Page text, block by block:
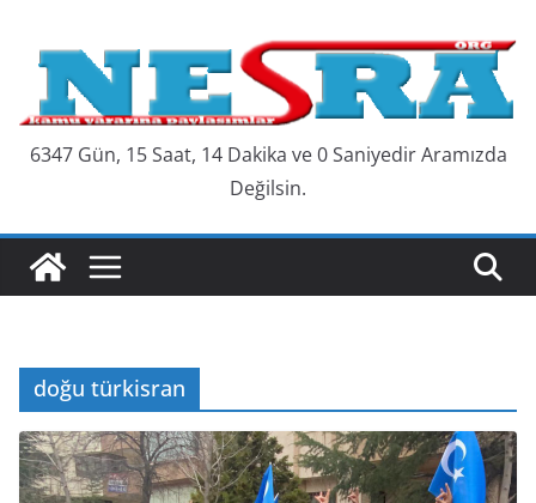
content
6347 Gün, 15 Saat, 14 Dakika ve 1 Saniyedir Aramızda
Değilsin.
doğu türkisran